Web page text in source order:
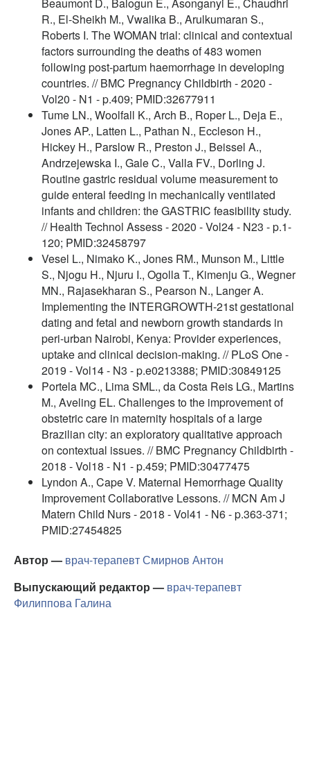
R., El-Sheikh M., Vwalika B., Arulkumaran S.,
Roberts I. The WOMAN trial: clinical and contextual
factors surrounding the deaths of 483 women
following post-partum haemorrhage in developing
countries. // BMC Pregnancy Childbirth - 2020 -
Vol20 - N1 - p.409; PMID:32677911
Tume LN., Woolfall K., Arch B., Roper L., Deja E.,
Jones AP., Latten L., Pathan N., Eccleson H.,
Hickey H., Parslow R., Preston J., Beissel A.,
Andrzejewska I., Gale C., Valla FV., Dorling J.
Routine gastric residual volume measurement to
guide enteral feeding in mechanically ventilated
infants and children: the GASTRIC feasibility study.
// Health Technol Assess - 2020 - Vol24 - N23 - p.1-
120; PMID:32458797
Vesel L., Nimako K., Jones RM., Munson M., Little
S., Njogu H., Njuru I., Ogolla T., Kimenju G., Wegner
MN., Rajasekharan S., Pearson N., Langer A.
Implementing the INTERGROWTH-21st gestational
dating and fetal and newborn growth standards in
peri-urban Nairobi, Kenya: Provider experiences,
uptake and clinical decision-making. // PLoS One -
2019 - Vol14 - N3 - p.e0213388; PMID:30849125
Portela MC., Lima SML., da Costa Reis LG., Martins
M., Aveling EL. Challenges to the improvement of
obstetric care in maternity hospitals of a large
Brazilian city: an exploratory qualitative approach
on contextual issues. // BMC Pregnancy Childbirth -
2018 - Vol18 - N1 - p.459; PMID:30477475
Lyndon A., Cape V. Maternal Hemorrhage Quality
Improvement Collaborative Lessons. // MCN Am J
Matern Child Nurs - 2018 - Vol41 - N6 - p.363-371;
PMID:27454825
Автор — врач-терапевтСмирнов Антон
Выпускающий редактор — врач-терапевт
Филиппова Галина